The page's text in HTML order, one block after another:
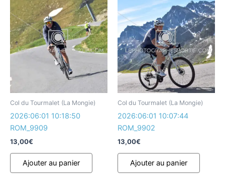
Col du Tourmalet (La Mongie)
2026:06:01 10:18:50
ROM_9909
13,00€
Ajouter au panier
Col du Tourmalet (La Mongie)
2026:06:01 10:07:44
ROM_9902
13,00€
Ajouter au panier